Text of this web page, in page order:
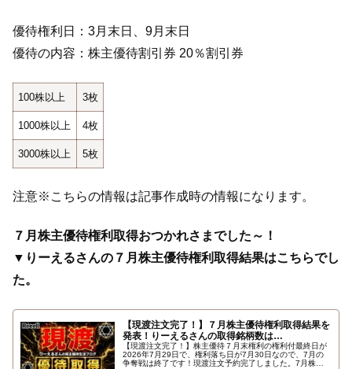
優待権利日：3月末日、9月末日
優待の内容：株主優待割引券 20％割引券
100株以上 3枚
1000株以上 4枚
3000株以上 5枚
注意※こちらの情報は記事作成時の情報になります。
７月株主優待権利取得おつかれさまでした～！
▼りーえるさんの７月株主優待権利取得結果はこちらでし
た。
【現渡注文完了！】７月株主優待権利取得結果を
発表！りーえるさんの取得銘柄数は…
【現渡注文完了！】株主優待７月末権利の権利付最終日が
2026年7月29日で、権利落ち日が7月30日なので、7月の
争奪戦は終了です！現渡注文予約完了しました。7月株主